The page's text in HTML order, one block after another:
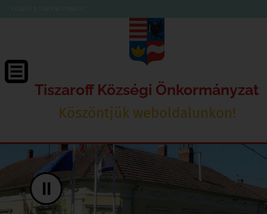
Tiszaroff Községi Önkormányzat
Köszöntjük weboldalunkon!
II